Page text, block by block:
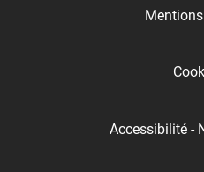
Accessibilité -